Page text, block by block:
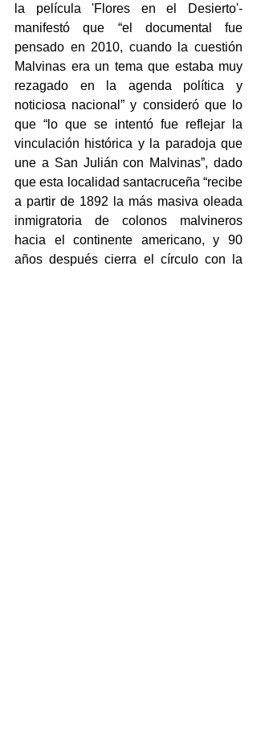
la película 'Flores en el Desierto'-
manifestó que “el documental fue
pensado en 2010, cuando la cuestión
Malvinas era un tema que estaba muy
rezagado en la agenda política y
noticiosa nacional” y consideró que lo
que “lo que se intentó fue reflejar la
vinculación histórica y la paradoja que
une a San Julián con Malvinas”, dado
que esta localidad santacruceña “recibe
a partir de 1892 la más masiva oleada
inmigratoria de colonos malvineros
hacia el continente americano, y 90
años después cierra el círculo con la